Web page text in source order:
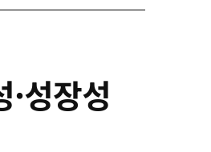
울산 32˚C
성장성